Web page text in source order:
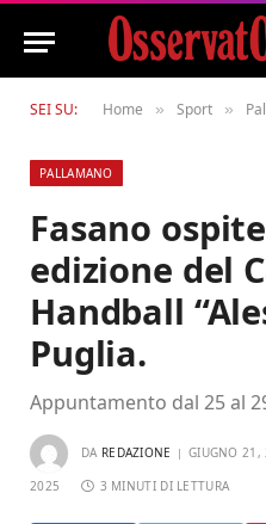
SEI SU: Home » Sport »
PALLAMANO
Fasano
edizione del
Handball
Puglia.
Appuntamento dal 25 al
DA REDAZIONE GIUGNO 21,
2025 3 MINUTI DI LETTURA